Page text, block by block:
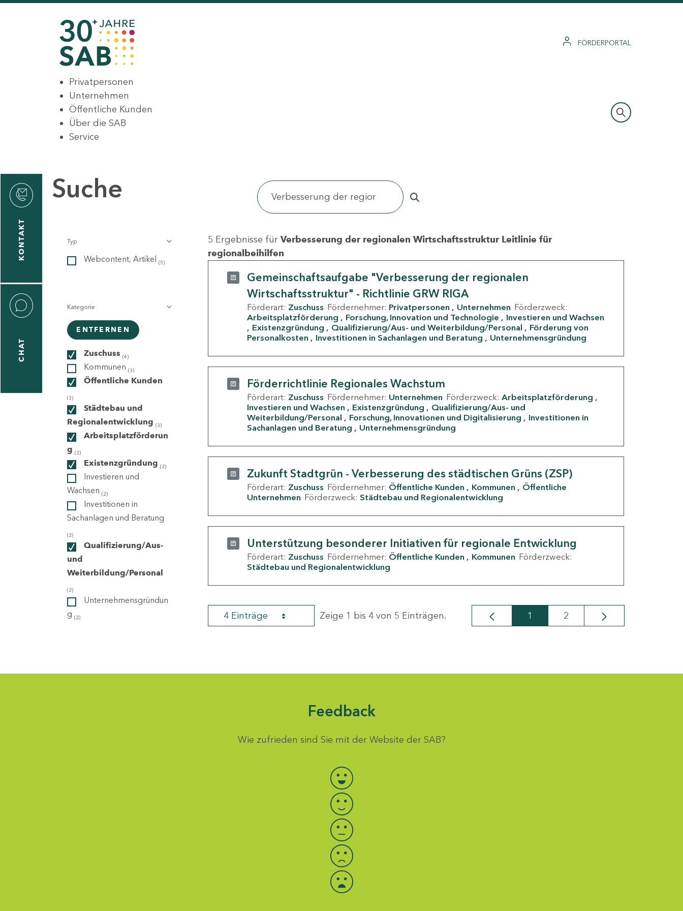
FÖRDERPORTAL
Privatpersonen
Unternehmen
Öffentliche Kunden
Über die SAB
Service
KONTAKT
CHAT
Suche
Typ
Webcontent, Artikel (5)
Kategorie
ENTFERNEN
Zuschuss (4)
Kommunen (3)
Öffentliche Kunden
(3)
Städtebau und
Regionalentwicklung (3)
Arbeitsplatzförderun
g (2)
Existenzgründung (2)
Investieren und
Wachsen (2)
Investitionen in
Sachanlagen und Beratung
(2)
Qualifizierung/Aus-
und
Weiterbildung/Personal
(2)
Unternehmensgründun
g (2)
5 Ergebnisse für Verbesserung der regionalen Wirtschaftsstruktur Leitlinie für
regionalbeihilfen
Gemeinschaftsaufgabe "Verbesserung der regionalen
Wirtschaftsstruktur" - Richtlinie GRW RIGA
Förderart: Zuschuss Fördernehmer: Privatpersonen Unternehmen Förderzweck:
Arbeitsplatzförderung
Forschung, Innovation und Technologie
Investieren und Wachsen
Existenzgründung
Qualifizierung/Aus- und Weiterbildung/Personal
Förderung von
Personalkosten
Investitionen in Sachanlagen und Beratung Unternehmensgründung
Förderrichtlinie Regionales Wachstum
Förderart: Zuschuss Fördernehmer: Unternehmen Förderzweck: Arbeitsplatzförderung
Investieren und Wachsen
Existenzgründung
Qualifizierung/Aus- und
Weiterbildung/Personal
Forschung, Innovationen und Digitalisierung
Investitionen in
Sachanlagen und Beratung
Unternehmensgründung
Zukunft Stadtgrün - Verbesserung des städtischen Grüns (ZSP)
Förderart: Zuschuss Fördernehmer: Öffentliche Kunden Kommunen
Öffentliche
Unternehmen Förderzweck: Städtebau und Regionalentwicklung
Unterstützung besonderer Initiativen für regionale Entwicklung
Förderart: Zuschuss Fördernehmer: Öffentliche Kunden Kommunen Förderzweck:
Städtebau und Regionalentwicklung
4 Einträge Zeige 1 bis 4 von 5 Einträgen. Seite
1 Seite
2
Feedback
Wie zufrieden sind Sie mit der Website der SAB?
Bewertung auswählen